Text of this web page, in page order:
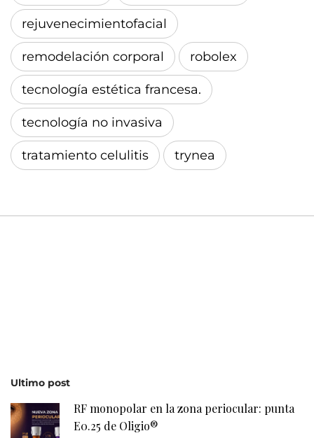
rejuvenecimientofacial
remodelación corporal robolex
tecnología estética francesa.
tecnología no invasiva
tratamiento celulitis trynea
Ultimo post
RF monopolar en la zona periocular: punta
E0.25 de Oligio®